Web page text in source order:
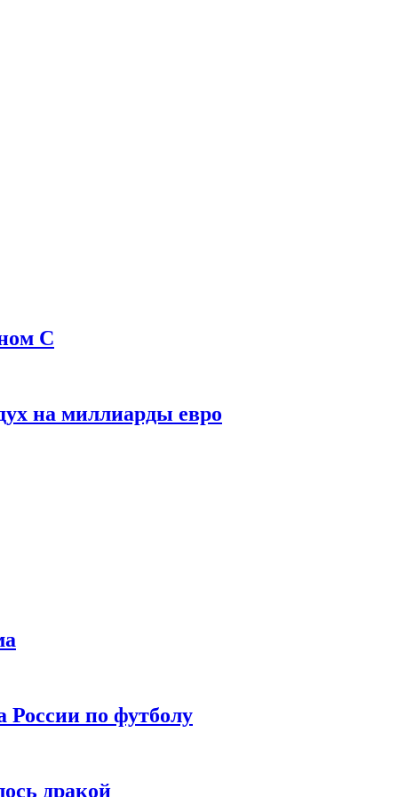
C
на миллиарды евро
России по футболу
дракой